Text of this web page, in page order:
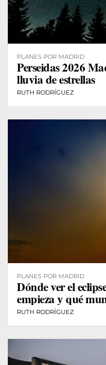
PLANES POR MADRID
Perseidas 2026
lluvia de estrellas
RUTH RODRÍGUEZ
PLANES POR MADRID
Dónde ver el
empieza y qué
RUTH RODRÍGUEZ